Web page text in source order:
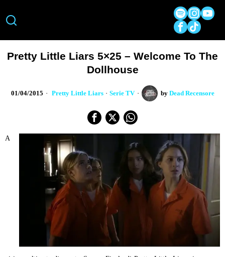
Pretty Little Liars 5×25 – Welcome To The
Dollhouse
01/04/2015 Pretty Little Liars · Serie TV by Dead Recensore
A